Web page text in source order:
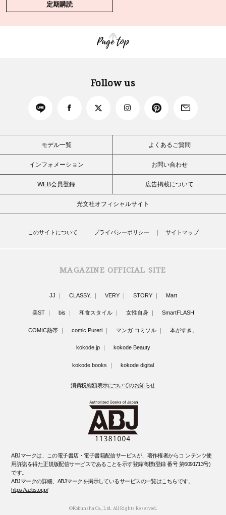
定期購読
Page top
Follow us
モデル一覧 よくあるご質問
インフォメーション お問い合わせ
WEB会員登録 広告掲載について
光文社オフィシャルサイト
このサイトについて プライバシーポリシー サイトマップ
MAGAZINE OFFICIAL SITE
JJ CLASSY. VERY STORY Mart
美ST bis 和食スタイル 女性自身 SmartFLASH
COMIC熱帯 comic Pureri マンガ コミソル 本がすき。
kokode.jp kokode Beauty
kokode books kokode digital
消費税総額表示についてのお知らせ
ABJマークは、この電子書店・電子書籍配信サービスが、著作権者からコ ンテンツ使
用許諾を得た正規版配信サービスであることを示す登録商標(登録 番号 第6091713号)
です。
ABJマークの詳細、ABJマークを掲示しているサービスの一覧はこちらです。
https://aebs.or.jp/
©Kobunsha Co., Ltd. All Rights Reserved.